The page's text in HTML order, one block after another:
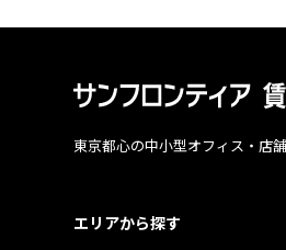
東京都心の中小型オフィス・店
エリアから探す